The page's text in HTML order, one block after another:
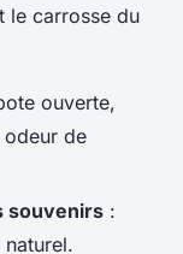
le carrosse du
ouverte,
odeur de
souvenirs :